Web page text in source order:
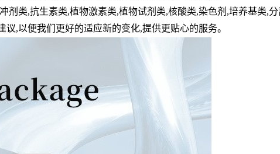
剂类,抗生素类,植物激素类,植物试剂类,核酸类,染色剂 ,培养基类,
议,以便我们更好的适应新的变化,提供更贴心的服务。